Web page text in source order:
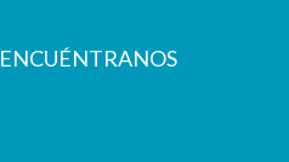
ENCUÉNTRANOS